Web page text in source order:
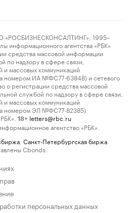
1995–
информационного агентства «РБК»
средства массовой информации
по надзору в сфере связи,
и массовых коммуникаций
номером ИА №ФС77-63848) и сетевого
о регистрации средства массовой
службой по надзору в сфере связи,
и массовых коммуникаций
номером ЭЛ №ФС77-82385)
18+ letters@rbc.ru
агентство «РБК».
Санкт-Петербургская биржа
Cbonds.
персональных данных